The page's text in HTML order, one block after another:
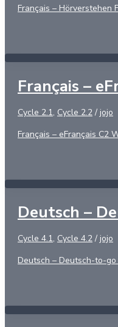
Français – Hörverstehen
Français –
Cycle 2.1, Cycle 2.2 / jojo
Français – eFrançais C2
Deutsch –
Cycle 4.1, Cycle 4.2 / jojo
Deutsch – Deutsch-to-go